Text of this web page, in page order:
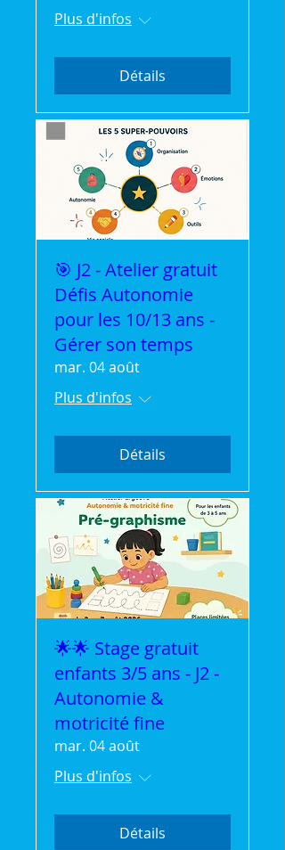
Plus d'infos
Détails
🎯 J2 - Atelier gratuit
Défis Autonomie
pour les 10/13 ans -
Gérer son temps
mar. 04 août
Plus d'infos
Détails
🌟🌟 Stage gratuit
enfants 3/5 ans - J2 -
Autonomie &
motricité fine
mar. 04 août
Plus d'infos
Détails